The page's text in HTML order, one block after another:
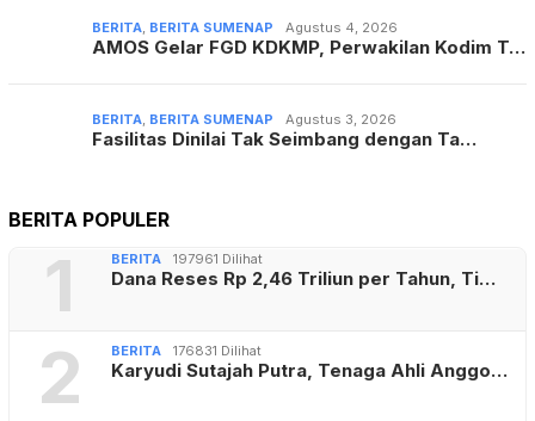
BERITA, BERITA SUMENAP Agustus 4, 2026
AMOS Gelar FGD KDKMP, Perwakilan Kodim T…
BERITA, BERITA SUMENAP Agustus 3, 2026
Fasilitas Dinilai Tak Seimbang dengan Ta…
BERITA POPULER
1 BERITA 197961 Dilihat
Dana Reses Rp 2,46 Triliun per Tahun, Ti…
2 BERITA 176831 Dilihat
Karyudi Sutajah Putra, Tenaga Ahli Anggo…